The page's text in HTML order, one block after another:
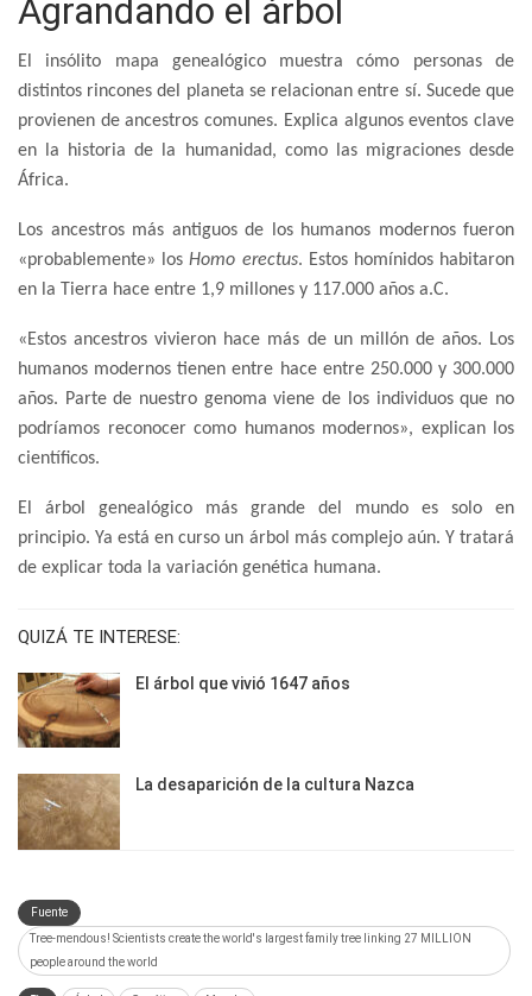
Agrandando el árbol
El insólito mapa genealógico muestra cómo personas de
distintos rincones del planeta se relacionan entre sí. Sucede que
provienen de ancestros comunes. Explica algunos eventos clave
en la historia de la humanidad, como las migraciones desde
África.
Los ancestros más antiguos de los humanos modernos fueron
«probablemente» losHomo erectus. Estos homínidos habitaron
en la Tierra hace entre 1,9 millones y 117.000 años a.C.
«Estos ancestros vivieron hace más de un millón de años. Los
humanos modernos tienen entre hace entre 250.000 y 300.000
años. Parte de nuestro genoma viene de los individuos que no
podríamos reconocer como humanos modernos», explican los
científicos.
El árbol genealógico más grande del mundo es solo en
principio. Ya está en curso un árbol más complejo aún. Y tratará
de explicar toda la variación genética humana.
QUIZÁ TE INTERESE:
El árbol que vivió 1647 años
La desaparición de la cultura Nazca
Fuente
Tree-mendous! Scientists create the world's largest family tree linking 27 MILLION
people around the world